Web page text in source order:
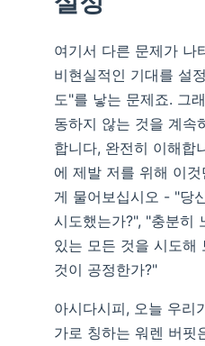
여기서 다른 문제가 나
비현실적인 기대를 설
도"를 낳는 문제죠. 그
동하지 않는 것을 계속
합니다, 완전히 이해합
에 제발 저를 위해 이
게 물어보십시오 - "당
시도했는가?", "충분히
있는 모든 것을 시도해
것이 공정한가?"
아시다시피, 오늘 우리
가로 칭하는 워렌 버핏